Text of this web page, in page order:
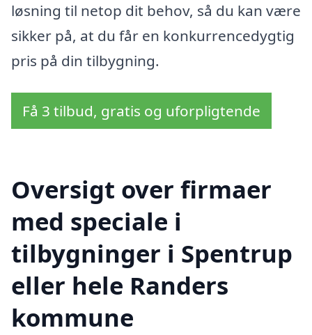
løsning til netop dit behov, så du kan være
sikker på, at du får en konkurrencedygtig
pris på din tilbygning.
Få 3 tilbud, gratis og uforpligtende
Oversigt over firmaer
med speciale i
tilbygninger i Spentrup
eller hele Randers
kommune